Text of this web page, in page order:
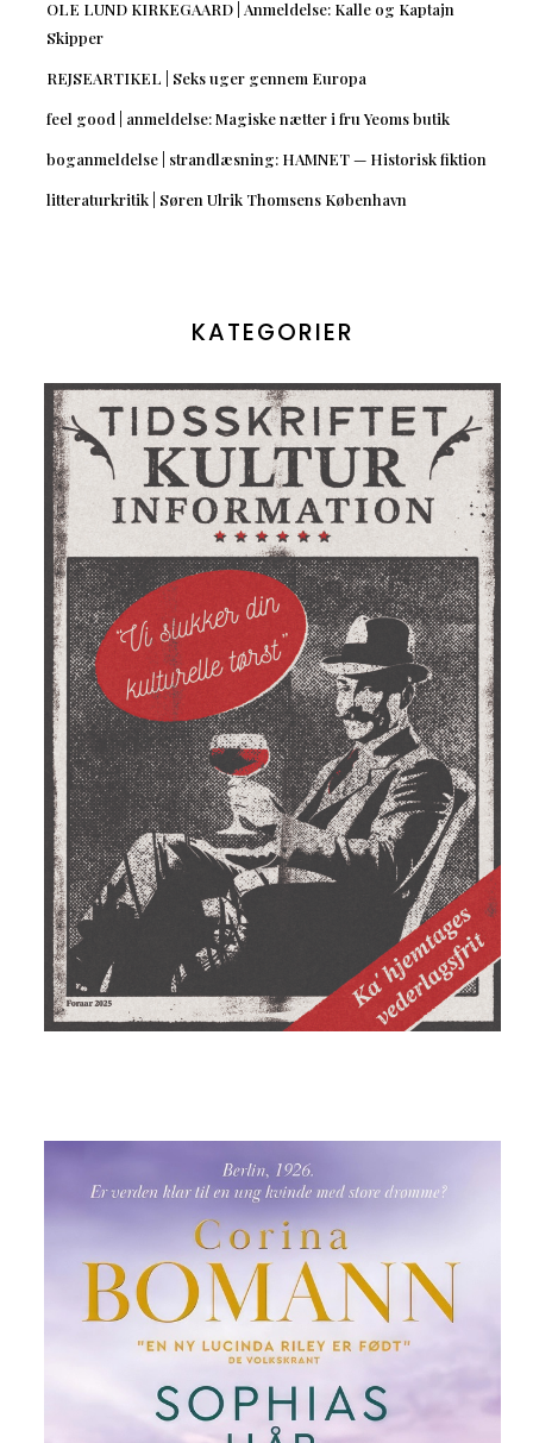
OLE LUND KIRKEGAARD | Anmeldelse: Kalle og Kaptajn
Skipper
REJSEARTIKEL | Seks uger gennem Europa
feel good | anmeldelse: Magiske nætter i fru Yeoms butik
boganmeldelse | strandlæsning: HAMNET — Historisk fiktion
litteraturkritik | Søren Ulrik Thomsens København
KATEGORIER